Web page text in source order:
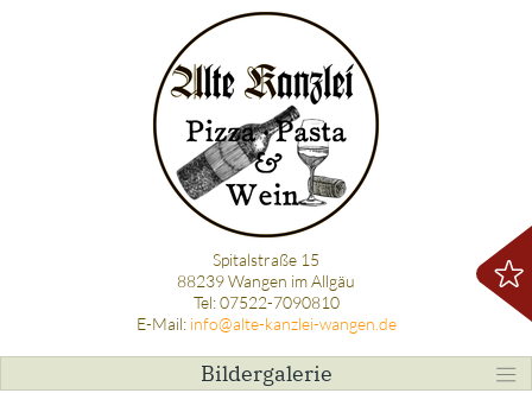
Spitalstraße 15
88239 Wangen im Allgäu
Tel: 07522-7090810
E-Mail: info@alte-kanzlei-wangen.de
Bildergalerie